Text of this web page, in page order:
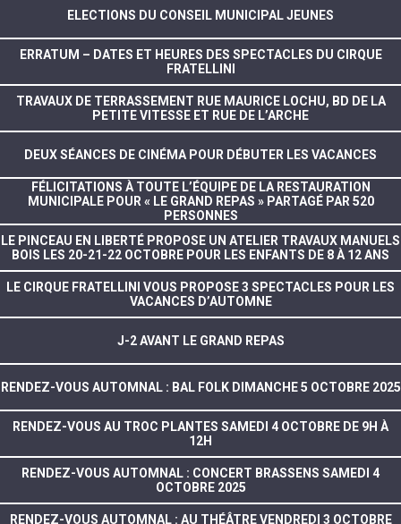
ELECTIONS DU CONSEIL MUNICIPAL JEUNES
ERRATUM – DATES ET HEURES DES SPECTACLES DU CIRQUE
FRATELLINI
TRAVAUX DE TERRASSEMENT RUE MAURICE LOCHU, BD DE LA
PETITE VITESSE ET RUE DE L’ARCHE
DEUX SÉANCES DE CINÉMA POUR DÉBUTER LES VACANCES
FÉLICITATIONS À TOUTE L’ÉQUIPE DE LA RESTAURATION
MUNICIPALE POUR « LE GRAND REPAS » PARTAGÉ PAR 520
PERSONNES
LE PINCEAU EN LIBERTÉ PROPOSE UN ATELIER TRAVAUX MANUELS
BOIS LES 20-21-22 OCTOBRE POUR LES ENFANTS DE 8 À 12 ANS
LE CIRQUE FRATELLINI VOUS PROPOSE 3 SPECTACLES POUR LES
VACANCES D’AUTOMNE
J-2 AVANT LE GRAND REPAS
RENDEZ-VOUS AUTOMNAL : BAL FOLK DIMANCHE 5 OCTOBRE 2025
RENDEZ-VOUS AU TROC PLANTES SAMEDI 4 OCTOBRE DE 9H À
12H
RENDEZ-VOUS AUTOMNAL : CONCERT BRASSENS SAMEDI 4
OCTOBRE 2025
RENDEZ-VOUS AUTOMNAL : AU THÉÂTRE VENDREDI 3 OCTOBRE